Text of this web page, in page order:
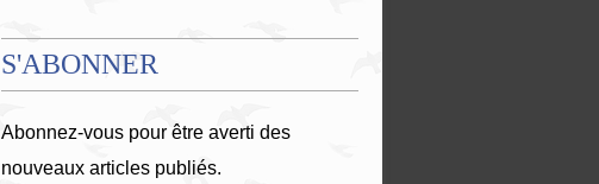
S'ABONNER
Abonnez-vous pour être averti des
nouveaux articles publiés.